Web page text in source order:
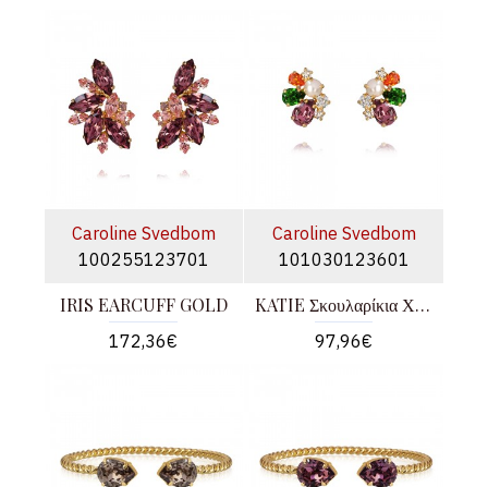
Caroline Svedbom
100255123701
IRIS EARCUFF GOLD
172,36€
Caroline Svedbom
101030123601
KATIE Σκουλαρίκια Χρυσά
97,96€